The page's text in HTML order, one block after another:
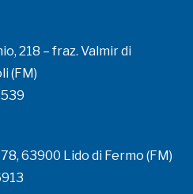
218 – fraz. Valmir di
(FM)
63900 Lido di Fermo (FM)